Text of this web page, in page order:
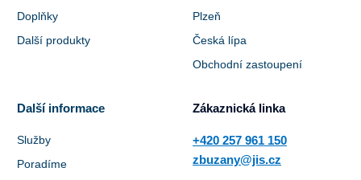
Doplňky
Další produkty
Plzeň
Česká lípa
Obchodní zastoupení
Další informace
Služby
Poradíme
Zákaznická linka
+420 257 961 150
zbuzany@jis.cz